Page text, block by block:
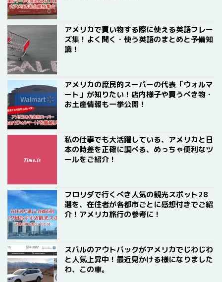
アメリカで買い物する際に使える英語フレー
ズ集！よく聞く・使う英語のまとめと予備知
識！
アメリカの庶民的スーパーの代表「ウォルマ
ート」が知りたい！店内様子や買うべき物・
お土産情報も一挙公開！
私の仕事でも大活躍している、アメリカと日
本の時差を正確に調べる、めっちゃ便利なツ
ールをご紹介！
フロリダで行くべき人気の観光スポット28
選を、在住者が各都市ごとに感想付きでご紹
介！アメリカ旅行の参考に！
スバルのアウトバックがアメリカでじわじわ
と人気上昇中！最近見かける様になりました
わ、この車。